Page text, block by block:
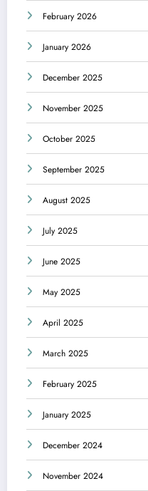
February 2026
January 2026
December 2025
November 2025
October 2025
September 2025
August 2025
July 2025
June 2025
May 2025
April 2025
March 2025
February 2025
January 2025
December 2024
November 2024